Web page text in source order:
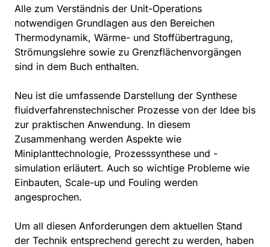
Alle zum Verständnis der Unit-Operations
notwendigen Grundlagen aus den Bereichen
Thermodynamik, Wärme- und Stoffübertragung,
Strömungslehre sowie zu Grenzflächenvorgängen
sind in dem Buch enthalten.
Neu ist die umfassende Darstellung der Synthese
fluidverfahrenstechnischer Prozesse von der Idee bis
zur praktischen Anwendung. In diesem
Zusammenhang werden Aspekte wie
Miniplanttechnologie, Prozesssynthese und -
simulation erläutert. Auch so wichtige Probleme wie
Einbauten, Scale-up und Fouling werden
angesprochen.
Um all diesen Anforderungen dem aktuellen Stand
der Technik entsprechend gerecht zu werden, haben